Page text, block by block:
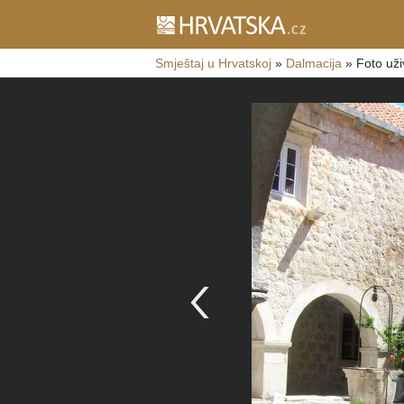
Smještaj u Hrvatskoj » Dalmacija » Foto